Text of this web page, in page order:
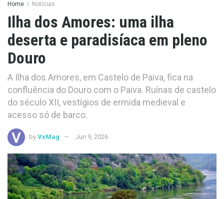
Home Notícias
Ilha dos Amores: uma ilha
deserta e paradisíaca em pleno
Douro
A Ilha dos Amores, em Castelo de Paiva, fica na
confluência do Douro com o Paiva. Ruínas de castelo
do século XII, vestígios de ermida medieval e
acesso só de barco.
by VxMag Jun 9, 2026